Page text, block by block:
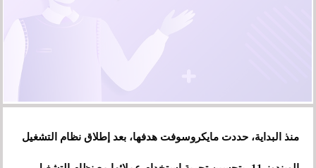
منذ البداية، حددت مايكروسوفت هدفها، بعد إطلاق نظام التشغيل